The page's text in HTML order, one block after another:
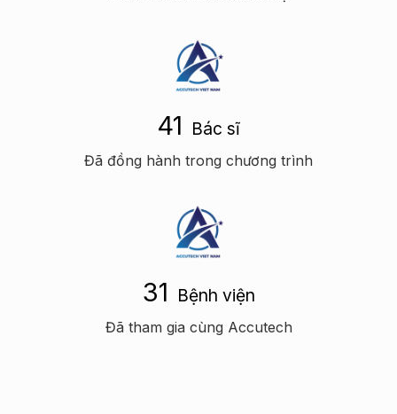
41 Bác sĩ
Đã đồng hành trong chương trình
31 Bệnh viện
Đã tham gia cùng Accutech